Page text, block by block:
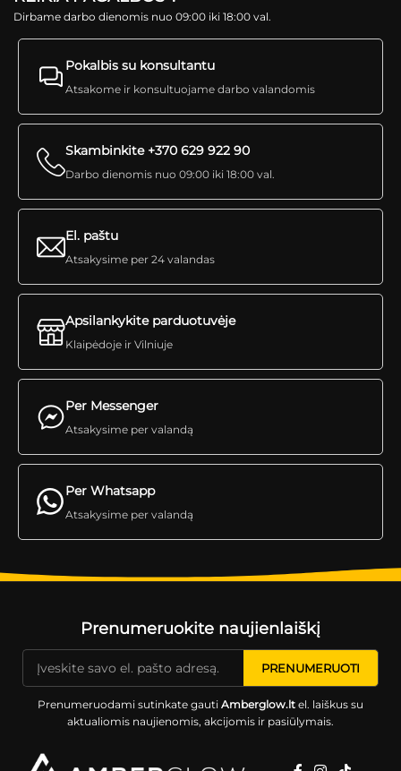
Dirbame darbo dienomis nuo 09:00 iki 18:00 val.
Pokalbis su konsultantu
Atsakome ir konsultuojame darbo valandomis
Skambinkite +370 629 922 90
Darbo dienomis nuo 09:00 iki 18:00 val.
Per Messenger
Atsakysime per valandą
El. paštu
Atsakysime per 24 valandas
Apsilankykite parduotuvėje
Klaipėdoje ir Vilniuje
Per Whatsapp
Atsakysime per valandą
Prenumeruokite naujienlaiškį
Prenumeruodami sutinkate gauti Amberglow.ltel. laiškus su
aktualiomis naujienomis, akcijomis ir pasiūlymais.